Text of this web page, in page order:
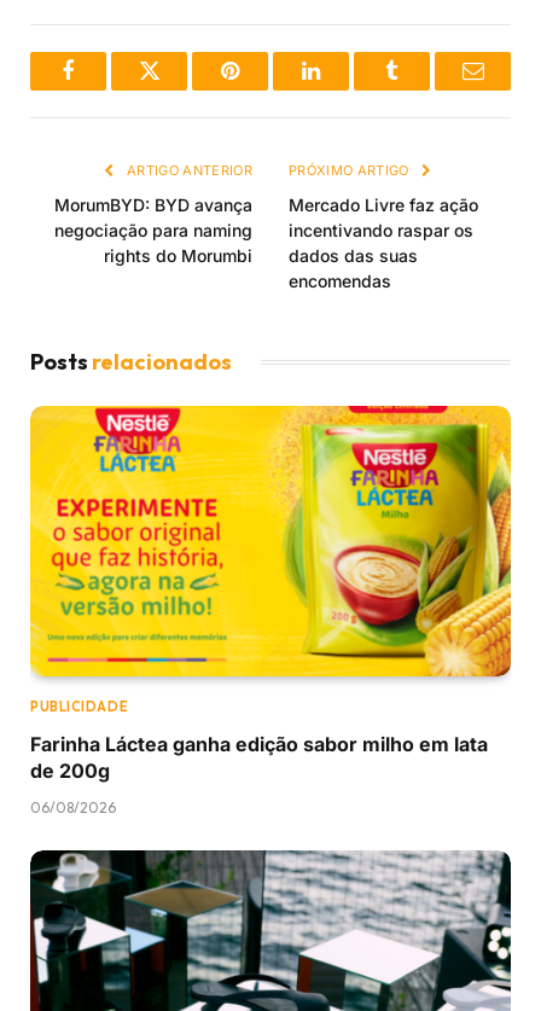
FacebookTwitter Pinterest LinkedInTumblr Email
ARTIGO ANTERIOR
MorumBYD: BYD avança
negociação para naming
rights do Morumbi
PRÓXIMO ARTIGO
Mercado Livre faz ação
incentivando raspar os
dados das suas
encomendas
Posts relacionados
PUBLICIDADE
Farinha Láctea ganha edição sabor milho em lata
de 200g
06/08/2026